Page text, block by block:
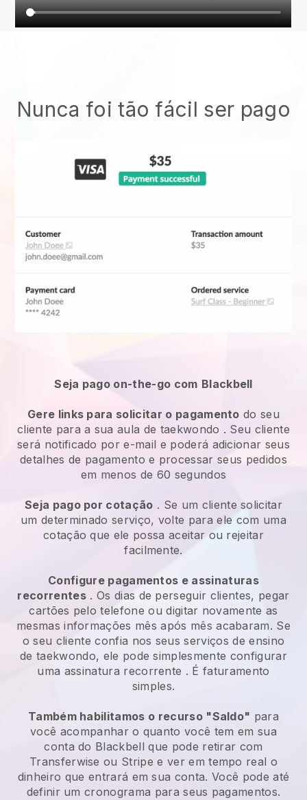
Nunca foi tão fácil ser pago
Seja pago on-the-go com Blackbell
Gere links para solicitar o pagamento do seu
cliente para a sua aula de taekwondo . Seu cliente
será notificado por e-mail e poderá adicionar seus
detalhes de pagamento e processar seus pedidos
em menos de 60 segundos
Seja pago por cotação . Se um cliente solicitar
um determinado serviço, volte para ele com uma
cotação que ele possa aceitar ou rejeitar
facilmente.
Configure pagamentos e assinaturas
recorrentes . Os dias de perseguir clientes, pegar
cartões pelo telefone ou digitar novamente as
mesmas informações mês após mês acabaram. Se
o seu cliente confia nos seus serviços de ensino
de taekwondo, ele pode simplesmente configurar
uma assinatura recorrente . É faturamento
simples.
Também habilitamos o recurso "Saldo" para
você acompanhar o quanto você tem em sua
conta do Blackbell que pode retirar com
Transferwise ou Stripe e ver em tempo real o
dinheiro que entrará em sua conta. Você pode até
definir um cronograma para seus pagamentos.